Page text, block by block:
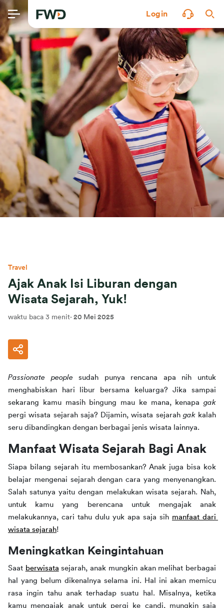
Login
Travel
Ajak Anak Isi Liburan dengan
Wisata Sejarah, Yuk!
waktu baca 3 menit· 20 Mei 2025
Passionate people sudah punya rencana apa nih untuk
menghabiskan hari libur bersama keluarga? Jika sampai
sekarang kamu masih bingung mau ke mana, kenapa
pergi wisata sejarah saja? Dijamin, wisata sejarah gak kalah
seru dibandingkan dengan berbagai jenis wisata lainnya.
Manfaat Wisata Sejarah Bagi Anak
Siapa bilang sejarah itu membosankan? Anak juga bisa kok
belajar mengenai sejarah dengan cara yang menyenangkan.
Salah satunya yaitu dengan melakukan wisata sejarah. Nah,
untuk kamu yang berencana untuk mengajak anak
melakukannya, cari tahu dulu yuk apa saja sih manfaat dari
wisata sejarah!
Meningkatkan Keingintahuan
Saat berwisata sejarah, anak mungkin akan melihat berbagai
hal yang belum dikenalnya selama ini. Hal ini akan memicu
rasa ingin tahu anak terhadap suatu hal. Misalnya, ketika
kamu mengajak anak untuk pergi ke candi, mungkin saja